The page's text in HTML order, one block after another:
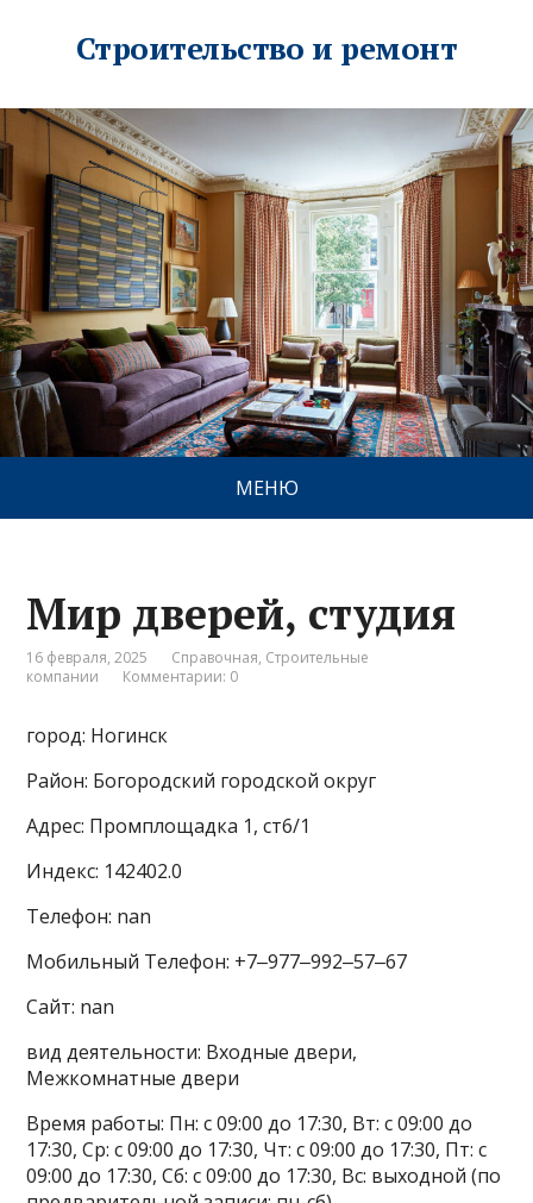
Строительство и ремонт
МЕНЮ
Мир дверей, студия
16 февраля, 2025 Справочная, Строительные
компании
Комментарии: 0
город: Ногинск
Район: Богородский городской округ
Адрес: Промплощадка 1, ст6/1
Индекс: 142402.0
Телефон: nan
Мобильный Телефон: +7‒977‒992‒57‒67
Сайт: nan
вид деятельности: Входные двери,
Межкомнатные двери
Время работы: Пн: с 09:00 до 17:30, Вт: с 09:00 до
17:30, Ср: с 09:00 до 17:30, Чт: с 09:00 до 17:30, Пт: с
09:00 до 17:30, Сб: с 09:00 до 17:30, Вс: выходной (по